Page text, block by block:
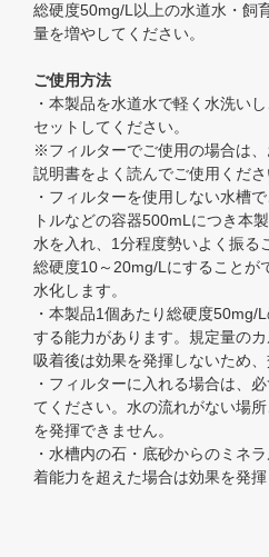
総硬度50mg/L以上の水道水・飼
量を増やしてください。
ご使用方法
・本製品を水道水で軽く水洗い
セットしてください。
※フィルターでご使用の場合は
説明書をよく読んでご使用くださ
・フィルターを使用しない水槽
トルなどの容器500mLにつき本
水を入れ、1分程度勢いよく振る
総硬度10～20mg/Lにすることが
水化します。
・本製品1個あたり総硬度50mg/
する能力があります。規定量の
吸着後は効果を発揮しないため、
・フィルターに入れる場合は、
てください。水の流れがない場
を発揮できません。
・水槽内の石・底砂からのミネ
着能力を超えた場合は効果を発揮